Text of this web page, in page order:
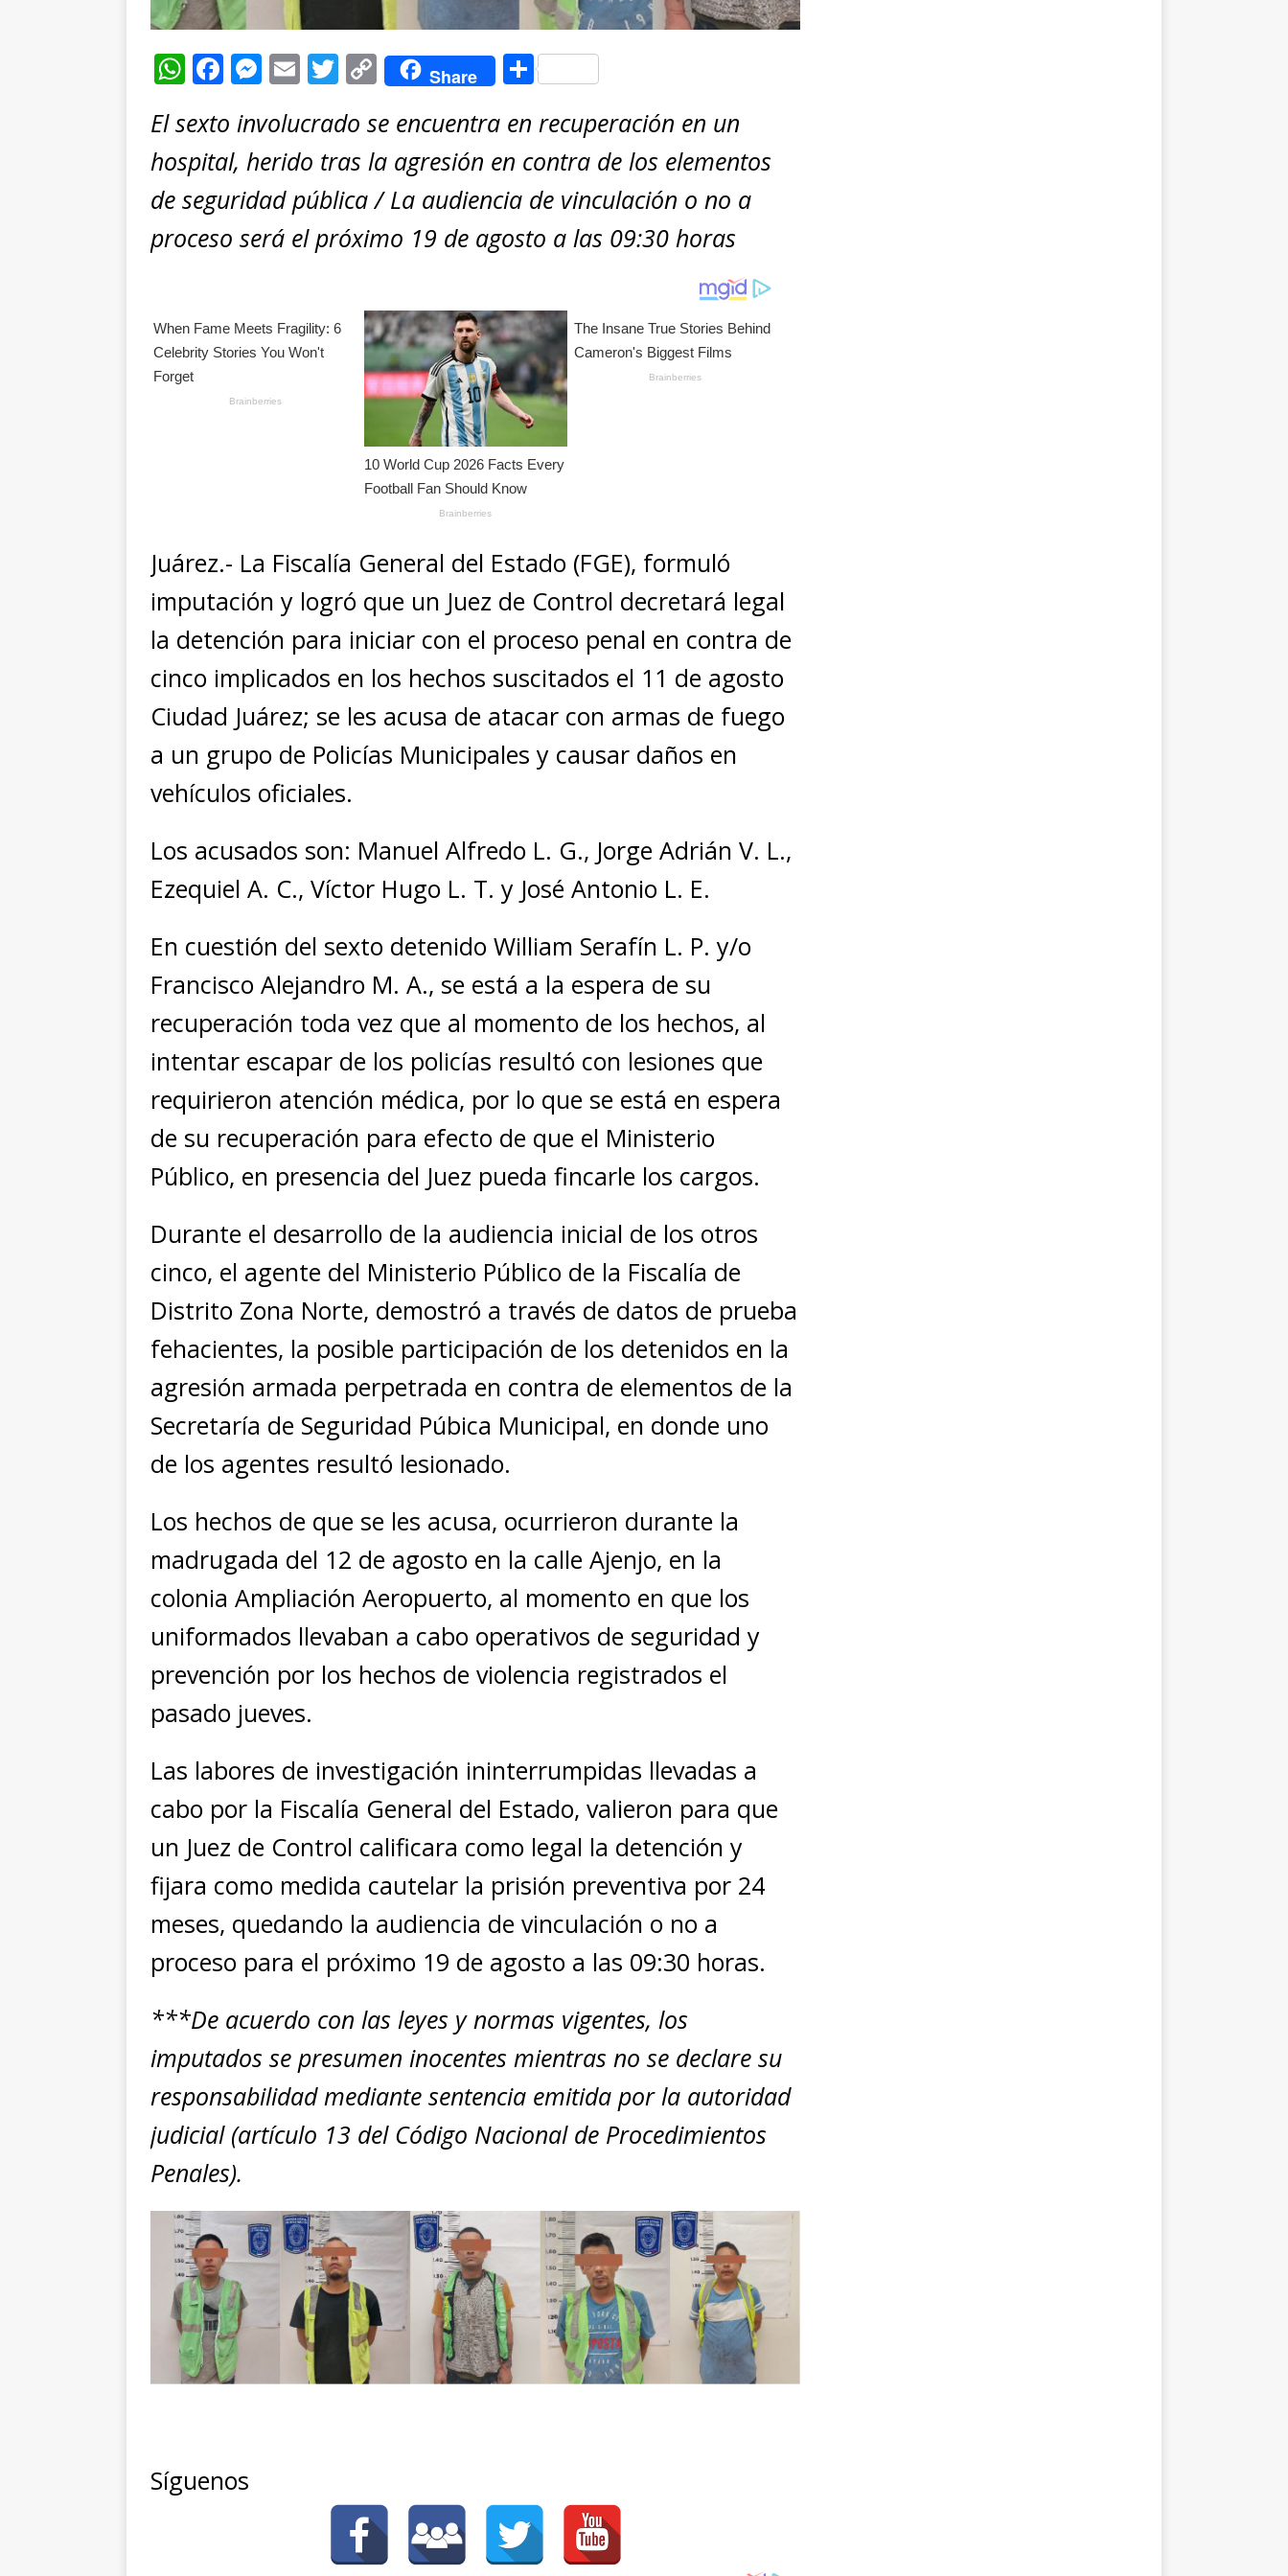
W
at
s
A
p
p
F
c
e
b
o
o
M
ss
e
n
g
e
E
ai
l
T
it
te
r
C
o
p
y
Li
n
k
Share C
m
p
ar
ti
r
El sexto involucrado se encuentra en recuperación en un
hospital, herido tras la agresión en contra de los elementos
de seguridad pública / La audiencia de vinculación o no a
proceso será el próximo 19 de agosto a las 09:30 horas
Juárez.- La Fiscalía General del Estado (FGE), formuló
imputación y logró que un Juez de Control decretará legal
la detención para iniciar con el proceso penal en contra de
cinco implicados en los hechos suscitados el 11 de agosto
Ciudad Juárez; se les acusa de atacar con armas de fuego
a un grupo de Policías Municipales y causar daños en
vehículos oficiales.
Los acusados son: Manuel Alfredo L. G., Jorge Adrián V. L.,
Ezequiel A. C., Víctor Hugo L. T. y José Antonio L. E.
En cuestión del sexto detenido William Serafín L. P. y/o
Francisco Alejandro M. A., se está a la espera de su
recuperación toda vez que al momento de los hechos, al
intentar escapar de los policías resultó con lesiones que
requirieron atención médica, por lo que se está en espera
de su recuperación para efecto de que el Ministerio
Público, en presencia del Juez pueda fincarle los cargos.
Durante el desarrollo de la audiencia inicial de los otros
cinco, el agente del Ministerio Público de la Fiscalía de
Distrito Zona Norte, demostró a través de datos de prueba
fehacientes, la posible participación de los detenidos en la
agresión armada perpetrada en contra de elementos de la
Secretaría de Seguridad Púbica Municipal, en donde uno
de los agentes resultó lesionado.
Los hechos de que se les acusa, ocurrieron durante la
madrugada del 12 de agosto en la calle Ajenjo, en la
colonia Ampliación Aeropuerto, al momento en que los
uniformados llevaban a cabo operativos de seguridad y
prevención por los hechos de violencia registrados el
pasado jueves.
Las labores de investigación ininterrumpidas llevadas a
cabo por la Fiscalía General del Estado, valieron para que
un Juez de Control calificara como legal la detención y
fijara como medida cautelar la prisión preventiva por 24
meses, quedando la audiencia de vinculación o no a
proceso para el próximo 19 de agosto a las 09:30 horas.
***De acuerdo con las leyes y normas vigentes, los
imputados se presumen inocentes mientras no se declare su
responsabilidad mediante sentencia emitida por la autoridad
judicial (artículo 13 del Código Nacional de Procedimientos
Penales).
Síguenos